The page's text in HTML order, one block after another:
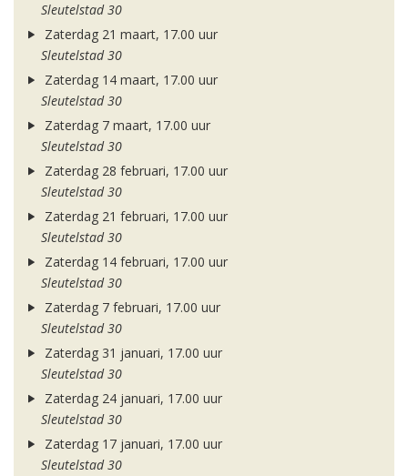
Sleutelstad 30
Zaterdag 21 maart, 17.00 uur
Sleutelstad 30
Zaterdag 14 maart, 17.00 uur
Sleutelstad 30
Zaterdag 7 maart, 17.00 uur
Sleutelstad 30
Zaterdag 28 februari, 17.00 uur
Sleutelstad 30
Zaterdag 21 februari, 17.00 uur
Sleutelstad 30
Zaterdag 14 februari, 17.00 uur
Sleutelstad 30
Zaterdag 7 februari, 17.00 uur
Sleutelstad 30
Zaterdag 31 januari, 17.00 uur
Sleutelstad 30
Zaterdag 24 januari, 17.00 uur
Sleutelstad 30
Zaterdag 17 januari, 17.00 uur
Sleutelstad 30